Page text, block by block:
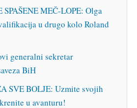
MEČ-LOPE: Olga
u drugo kolo Roland
generalni sekretar
BiH
SVE BOLJE: Uzmite svojih
u avanturu!